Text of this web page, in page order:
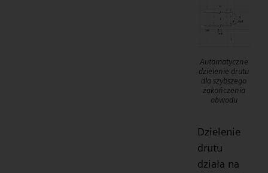
Automatyczne
dzielenie drutu
dla szybszego
zakończenia
obwodu
Dzielenie
drutu
działa na